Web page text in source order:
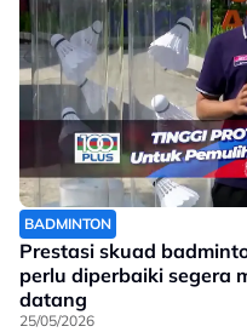
BADMINTON
Prestasi skuad
perlu diperbaiki segera
datang
25/05/2026